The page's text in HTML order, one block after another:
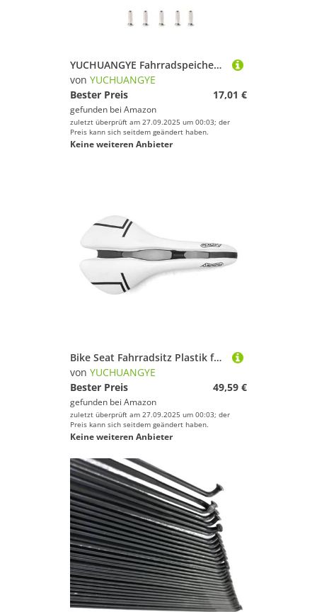
YUCHUANGYE Fahrradspeichen 18 PCS Fahrrad 14G Speichen Schwarz Farbe 76-128 MM(18 pcs 85MM)
von YUCHUANGYE
Bester Preis
17,01 €
gefunden bei Amazon
zuletzt überprüft am 27.09.2025 um 00:03; der
Preis kann sich seitdem geändert haben.
Keine weiteren Anbieter
Bike Seat Fahrradsitz Plastik for Straßenrad Fahrrad Sattel Komfort Rennen breite Männer MTB Mountain Bike Radfahren Sitz(White-Black)
von YUCHUANGYE
Bester Preis
49,59 €
gefunden bei Amazon
zuletzt überprüft am 27.09.2025 um 00:03; der
Preis kann sich seitdem geändert haben.
Keine weiteren Anbieter